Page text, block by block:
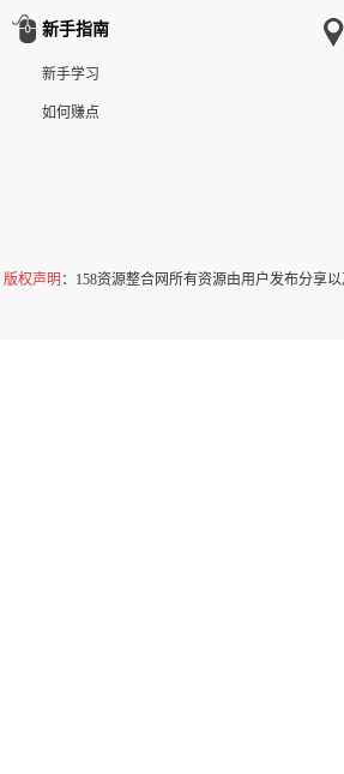
新手指南
新手学习
如何赚点
版权声明 ：158资源整合网所有资源由用户发布分享